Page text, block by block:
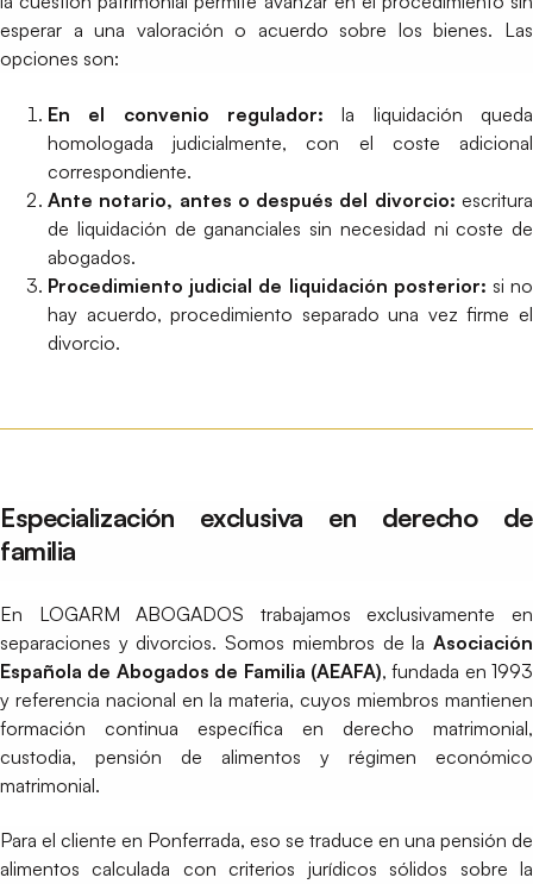
esperar a una valoración o acuerdo sobre los bienes. Las
opciones son:
En el convenio regulador: la liquidación queda
homologada judicialmente, con el coste adicional
correspondiente.
Ante notario, antes o después del divorcio: escritura
de liquidación de gananciales sin necesidad ni coste de
abogados.
Procedimiento judicial de liquidación posterior: si no
hay acuerdo, procedimiento separado una vez firme el
divorcio.
Especialización exclusiva en derecho de
familia
En LOGARM ABOGADOS trabajamos exclusivamente en
separaciones y divorcios. Somos miembros de la Asociación
Española de Abogados de Familia (AEAFA), fundada en 1993
y referencia nacional en la materia, cuyos miembros mantienen
formación continua específica en derecho matrimonial,
custodia, pensión de alimentos y régimen económico
matrimonial.
Para el cliente en Ponferrada, eso se traduce en una pensión de
alimentos calculada con criterios jurídicos sólidos sobre la